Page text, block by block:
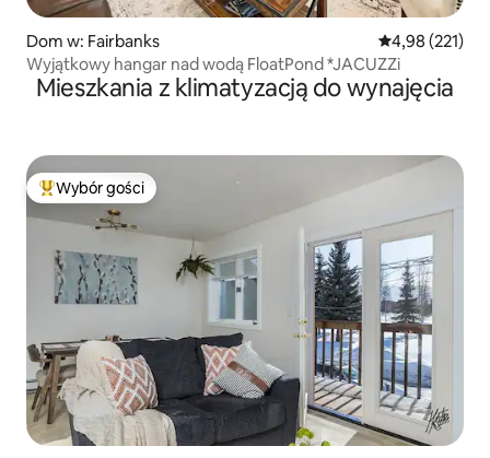
Dom w: Fairbanks Średnia
4,98 (221)
Wyjątkowy hangar nad wodą FloatPond *JACUZZi
Mieszkania z klimatyzacją do wynajęcia
Najpopularniejsze z kategorii Wybór gości
Wybór gości